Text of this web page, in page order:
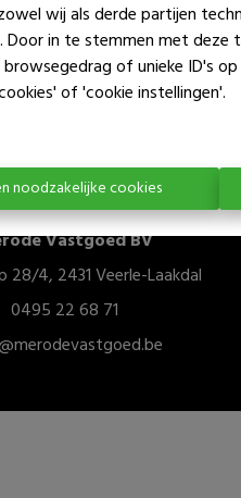
wij als derde partijen
in te stemmen met deze
of unieke ID's
of 'cookie instellingen'.
noodzakelijke cookies
Vastgoed BV
28/4, 2431 Veerle-Laakdal
0495 22 68 71